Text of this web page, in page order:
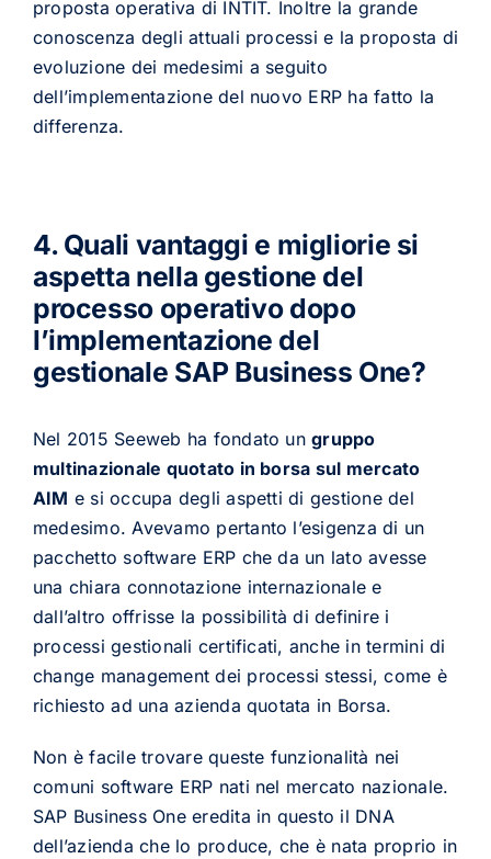
proposta operativa di INTIT. Inoltre la grande
conoscenza degli attuali processi e la proposta di
evoluzione dei medesimi a seguito
dell’implementazione del nuovo ERP ha fatto la
differenza.
4. Quali vantaggi e migliorie si
aspetta nella gestione del
processo operativo dopo
l’implementazione del
gestionale SAP Business One?
Nel 2015 Seeweb ha fondato ungruppo
multinazionale quotato in borsa sul mercato
AIM e si occupa degli aspetti di gestione del
medesimo. Avevamo pertanto l’esigenza di un
pacchetto software ERP che da un lato avesse
una chiara connotazione internazionale e
dall’altro offrisse la possibilità di definire i
processi gestionali certificati, anche in termini di
change management dei processi stessi, come è
richiesto ad una azienda quotata in Borsa.
Non è facile trovare queste funzionalità nei
comuni software ERP nati nel mercato nazionale.
SAP Business One eredita in questo il DNA
dell’azienda che lo produce, che è nata proprio in